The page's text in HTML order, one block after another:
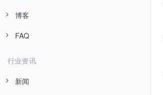
博客
FAQ
行业资讯
新闻